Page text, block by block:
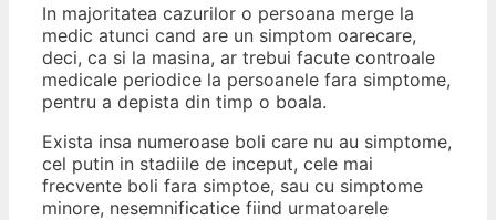
In majoritatea cazurilor o persoana merge la
medic atunci cand are un simptom oarecare,
deci, ca si la masina, ar trebui facute controale
medicale periodice la persoanele fara simptome,
pentru a depista din timp o boala.
Exista insa numeroase boli care nu au simptome,
cel putin in stadiile de inceput, cele mai
frecvente boli fara simptoe, sau cu simptome
minore, nesemnificatice fiind urmatoarele